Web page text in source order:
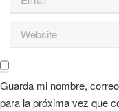
Guarda mi nombre,
para la próxima vez que